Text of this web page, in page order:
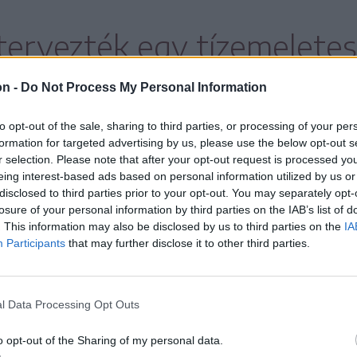
- Do Not Process My Personal Information
opt-out of the sale, sharing to third parties, or processing of your
for targeted advertising by us, please use the below opt-out
selection. Please note that after your opt-out request is processed
interest-based ads based on personal information utilized by us
to third parties prior to your opt-out. You may separately
of your personal information by third parties on the IAB’s list of
This information may also be disclosed by us to third parties on the
Participants that may further disclose it to other third parties.
Data Processing Opt Outs
opt-out of the Sharing of my personal data.
egy tízemeletes
nem engedélyezett más helyszínt,
területére építtethet hidat, nem teheti ezt